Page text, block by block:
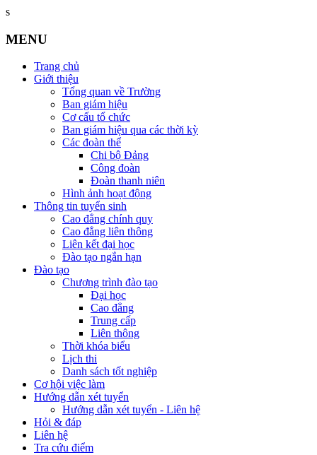
s
MENU
Trang chủ
Giới thiệu
Tổng quan về Trường
Ban giám hiệu
Cơ cấu tổ chức
Ban giám hiệu qua các thời kỳ
Các đoàn thể
Chi bộ Đảng
Công đoàn
Đoàn thanh niên
Hình ảnh hoạt động
Thông tin tuyển sinh
Cao đẳng chính quy
Cao đẳng liên thông
Liên kết đại học
Đào tạo ngắn hạn
Đào tạo
Chương trình đào tạo
Đại học
Cao đẳng
Trung cấp
Liên thông
Thời khóa biểu
Lịch thi
Danh sách tốt nghiệp
Cơ hội việc làm
Hướng dẫn xét tuyển
Hướng dẫn xét tuyển - Liên hệ
Hỏi & đáp
Liên hệ
Tra cứu điểm